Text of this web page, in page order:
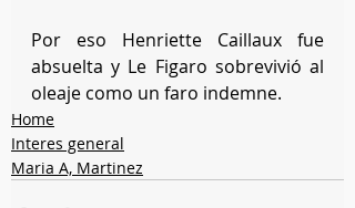
Por eso Henriette Caillaux fue
absuelta y Le Figaro sobrevivió al
oleaje como un faro indemne.
Home
Interes general
Maria A, Martinez